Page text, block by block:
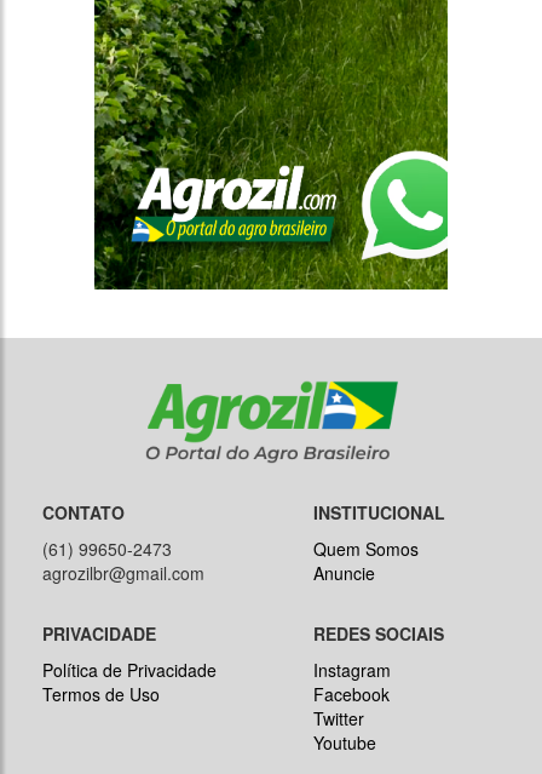
CONTATO
(61) 99650-2473
agrozilbr@gmail.com
INSTITUCIONAL
Quem Somos
Anuncie
PRIVACIDADE
Política de Privacidade
Termos de Uso
REDES SOCIAIS
Instagram
Facebook
Twitter
Youtube